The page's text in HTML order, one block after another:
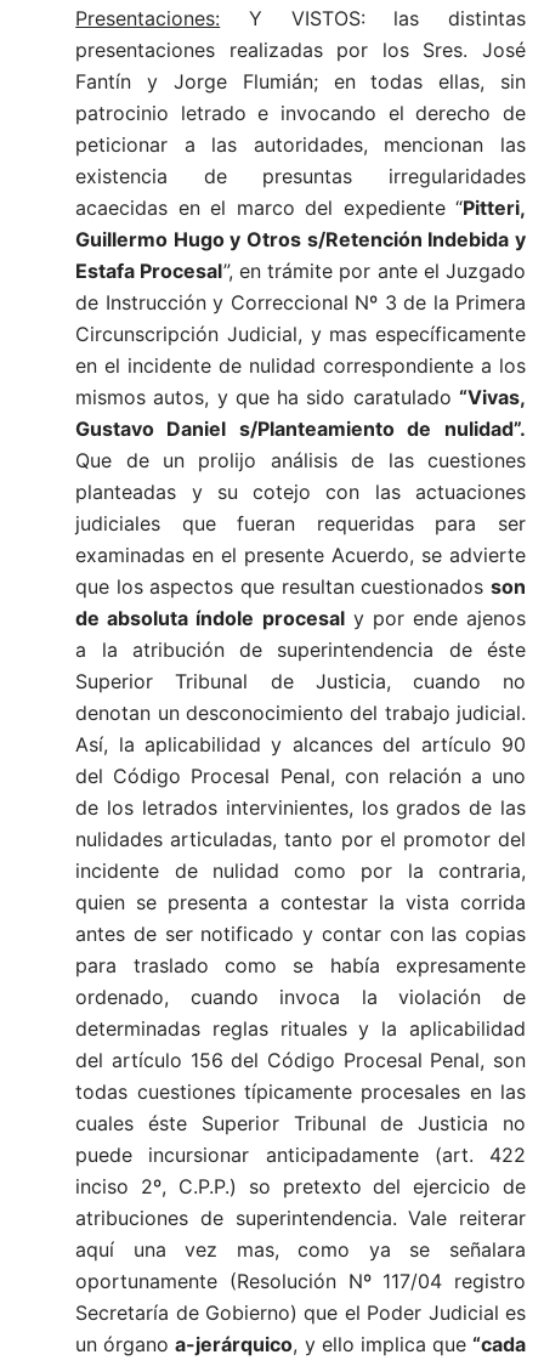
Presentaciones: Y VISTOS: las distintas
presentaciones realizadas por los Sres. José
Fantín y Jorge Flumián; en todas ellas, sin
patrocinio letrado e invocando el derecho de
peticionar a las autoridades, mencionan las
existencia de presuntas irregularidades
acaecidas en el marco del expediente “Pitteri,
Guillermo Hugo y Otros s/Retención Indebida y
Estafa Procesal”, en trámite por ante el Juzgado
de Instrucción y Correccional Nº 3 de la Primera
Circunscripción Judicial, y mas específicamente
en el incidente de nulidad correspondiente a los
mismos autos, y que ha sido caratulado “Vivas,
Gustavo Daniel s/Planteamiento de
nulidad”.
Que de un prolijo análisis de las cuestiones
planteadas y su cotejo con las actuaciones
judiciales que fueran requeridas para ser
examinadas en el presente Acuerdo, se advierte
que los aspectos que resultan cuestionados son
de absoluta índole procesal y por ende ajenos
a la atribución de superintendencia de éste
Superior Tribunal de Justicia, cuando no
denotan un desconocimiento del trabajo judicial.
Así, la aplicabilidad y alcances del artículo 90
del Código Procesal Penal, con relación a uno
de los letrados intervinientes, los grados de las
nulidades articuladas, tanto por el promotor del
incidente de nulidad como por la contraria,
quien se presenta a contestar la vista corrida
antes de ser notificado y contar con las copias
para traslado como se había expresamente
ordenado, cuando invoca la violación de
determinadas reglas rituales y la aplicabilidad
del artículo 156 del Código Procesal Penal, son
todas cuestiones típicamente procesales en las
cuales éste Superior Tribunal de Justicia no
puede incursionar anticipadamente (art. 422
inciso 2º, C.P.P.) so pretexto del ejercicio de
atribuciones de superintendencia. Vale reiterar
aquí una vez mas, como ya se señalara
oportunamente (Resolución Nº 117/04 registro
Secretaría de Gobierno) que el Poder Judicial es
un órganoa-jerárquico, y ello implica que “cada